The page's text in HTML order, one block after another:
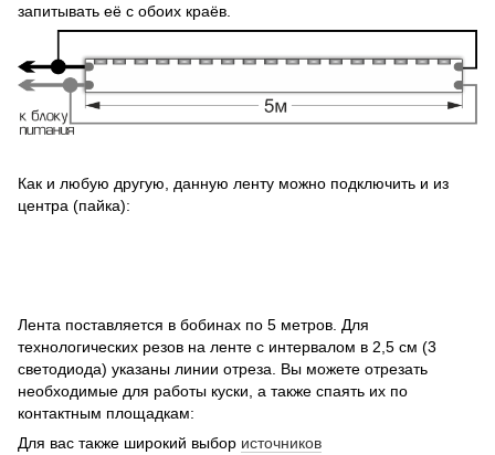
запитывать её с обоих краёв.
Как и любую другую, данную ленту можно подключить и из
центра (пайка):
Лента поставляется в бобинах по 5 метров. Для
технологических резов на ленте с интервалом в 2,5 см (3
светодиода) указаны линии отреза. Вы можете отрезать
необходимые для работы куски, а также спаять их по
контактным площадкам:
Для вас также широкий выбор источников